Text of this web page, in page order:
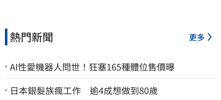
熱門新聞 更多
AI性愛機器人問世！狂塞165種體位售價曝
日本銀髮族瘋工作 逾4成想做到80歲